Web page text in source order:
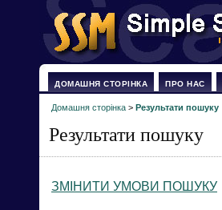
ДОМАШНЯ СТОРІНКА ПРО НАС
Домашня сторінка > Результати пошуку
Результати пошуку
ЗМІНИТИ УМОВИ ПОШУКУ